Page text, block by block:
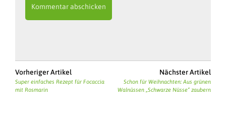
Vorheriger Artikel
Super einfaches Rezept für Focaccia
mit Rosmarin
Nächster Artikel
Schon für Weihnachten: Aus grünen
Walnüssen „Schwarze Nüsse“ zaubern